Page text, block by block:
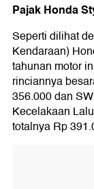
Pajak Honda
Seperti dilihat
Kendaraan)
tahunan motor
rinciannya
356.000 dan
Kecelakaan
totalnya Rp